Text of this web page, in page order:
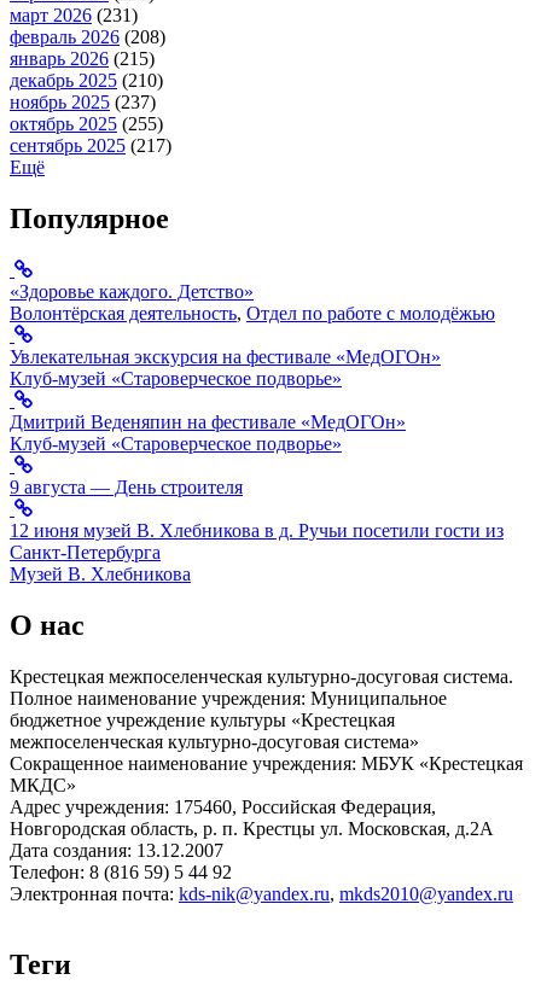
март 2026 (231)
февраль 2026 (208)
январь 2026 (215)
декабрь 2025 (210)
ноябрь 2025 (237)
октябрь 2025 (255)
сентябрь 2025 (217)
Ещё
Популярное
«Здоровье каждого. Детство»
Волонтёрская деятельность, Отдел по работе с молодёжью
Увлекательная экскурсия на фестивале «МедОГОн»
Клуб-музей «Староверческое подворье»
Дмитрий Веденяпин на фестивале «МедОГОн»
Клуб-музей «Староверческое подворье»
9 августа — День строителя
12 июня музей В. Хлебникова в д. Ручьи посетили гости из
Санкт-Петербурга
Музей В. Хлебникова
О нас
Крестецкая межпоселенческая культурно-досуговая система.
Полное наименование учреждения: Муниципальное
бюджетное учреждение культуры «Крестецкая
межпоселенческая культурно-досуговая система»
Сокращенное наименование учреждения: МБУК «Крестецкая
МКДС»
Адрес учреждения: 175460, Российская Федерация,
Новгородская область, р. п. Крестцы ул. Московская, д.2А
Дата создания: 13.12.2007
Телефон: 8 (816 59) 5 44 92
Электронная почта: kds-nik@yandex.ru, mkds2010@yandex.ru
Теги